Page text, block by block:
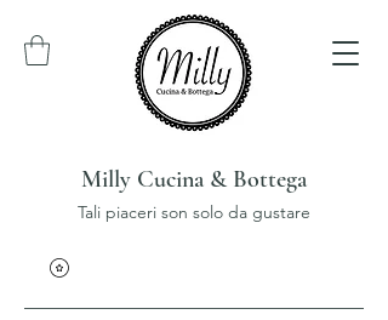
Milly Cucina & Bottega
Tali piaceri son solo da gustare